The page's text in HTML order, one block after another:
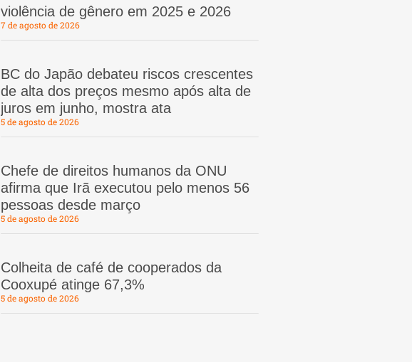
violência de gênero em 2025 e 2026
7 de agosto de 2026
BC do Japão debateu riscos crescentes
de alta dos preços mesmo após alta de
juros em junho, mostra ata
5 de agosto de 2026
Chefe de direitos humanos da ONU
afirma que Irã executou pelo menos 56
pessoas desde março
5 de agosto de 2026
Colheita de café de cooperados da
Cooxupé atinge 67,3%
5 de agosto de 2026